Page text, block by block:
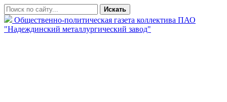
Искать
Общественно-политическая газета коллектива ПАО
"Надеждинский металлургический завод"